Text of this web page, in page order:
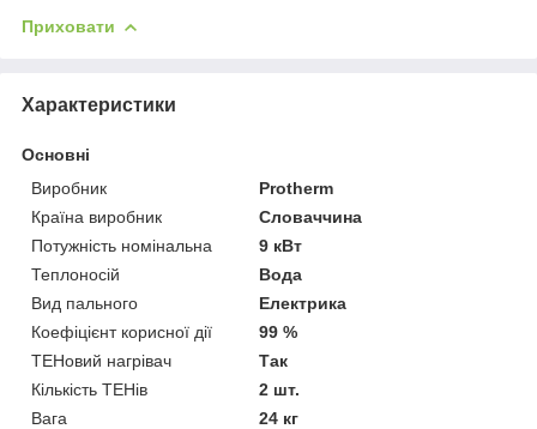
Приховати
Характеристики
Основні
Виробник
Protherm
Країна виробник
Словаччина
Потужність номінальна
9 кВт
Теплоносій
Вода
Вид пального
Електрика
Коефіцієнт корисної дії
99 %
ТЕНовий нагрівач
Так
Кількість ТЕНів
2 шт.
Вага
24 кг